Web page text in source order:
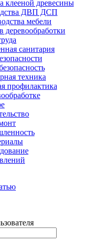
клееной древесины
ДВП ДСП
мебели
деревообработки
санитария
техника
профилактика